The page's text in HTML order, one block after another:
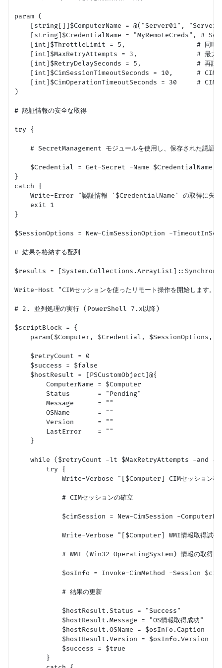
param (
[string[]]$ComputerName = @("Server01",
[string]$CredentialName = "MyRemoteCreds", #
[int]$ThrottleLimit = 5,                  # 同時
[int]$MaxRetryAttempts = 3,               # 最大再
[int]$RetryDelaySeconds = 5,              # 再試行
[int]$CimSessionTimeoutSeconds = 10,      # CIMセッ
[int]$CimOperationTimeoutSeconds = 30     # CIM操作
)
# 認証情報の安全な取得
try {
# SecretManagement モジュールを使用し、保存された認証情
$Credential = Get-Secret -Name $CredentialName
}
catch {
Write-Error "認証情報 '$CredentialName' の取得に失
    exit 1
}
$SessionOptions = New-CimSessionOption -
# 結果を格納する配列
$results =
Write-Host "CIMセッションを使ったリモート操作を開始しま
# 2. 並列処理の実行 (PowerShell 7.x以降)
$scriptBlock = {
param($Computer, $Credential, $SessionOptions,
    $retryCount = 0
    $success = $false
    $hostResult = [PSCustomObject]@{
        ComputerName = $Computer
        Status       = "Pending"
        Message      = ""
        OSName       = ""
        Version      = ""
        LastError    = ""
    }
while ($retryCount -lt $MaxRetryAttempts -and -
        try {
Write-Verbose "[$Computer] CIMセッション
            # CIMセッションの確立
$cimSession = New-CimSession -
Write-Verbose "[$Computer] WMI情報取得試
            # WMI (Win32_OperatingSystem) 情報の取得
$osInfo = Invoke-CimMethod -Session
            # 結果の更新
            $hostResult.Status = "Success"
            $hostResult.Message = "OS情報取得成功"
            $hostResult.OSName = $osInfo.Caption
            $hostResult.Version = $osInfo.Version
            $success = $true
        }